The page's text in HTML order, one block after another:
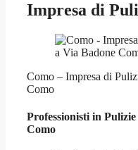
Impresa di
Como – Impresa di
Como
Professionisti in Pulizie
Como